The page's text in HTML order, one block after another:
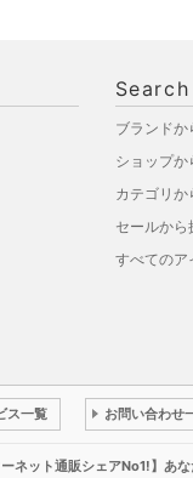
Search
ブランドか
ショップか
カテゴリか
セールから
すべてのア
ス一覧 お問い合わせ
ーネット通販シェアNo1!】あ